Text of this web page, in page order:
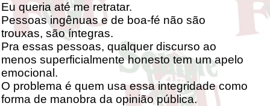
Eu queria até me retratar.
Pessoas ingênuas e de boa-fé não são
trouxas, são íntegras.
Pra essas pessoas, qualquer discurso ao
menos superficialmente honesto tem um apelo
emocional.
O problema é quem usa essa integridade como
forma de manobra da opinião pública.